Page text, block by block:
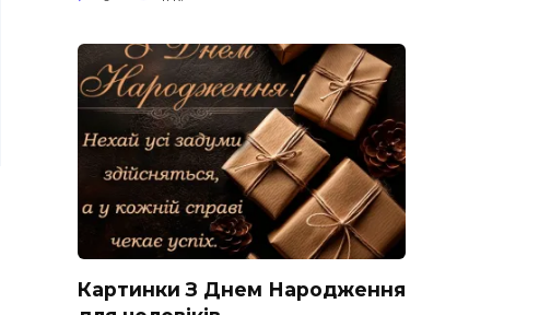
Картинки З Днем Народження